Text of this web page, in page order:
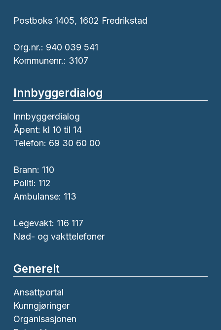
Postboks 1405, 1602 Fredrikstad
Org.nr.: 940 039 541
Kommunenr.: 3107
Innbyggerdialog
Innbyggerdialog
Åpent: kl 10 til 14
Telefon: 69 30 60 00
Brann: 110
Politi: 112
Ambulanse: 113
Legevakt: 116 117
Nød- og vakttelefoner
Generelt
Ansattportal
Kunngjøringer
Organisasjonen